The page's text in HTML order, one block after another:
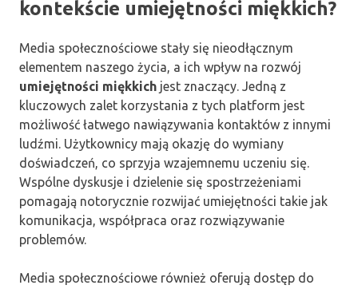
kontekście umiejętności miękkich?
Media społecznościowe stały się nieodłącznym
elementem naszego życia, a ich wpływ na rozwój
umiejętności miękkich jest znaczący. Jedną z
kluczowych zalet korzystania z tych platform jest
możliwość łatwego nawiązywania kontaktów z innymi
ludźmi. Użytkownicy mają okazję do wymiany
doświadczeń, co sprzyja wzajemnemu uczeniu się.
Wspólne dyskusje i dzielenie się spostrzeżeniami
pomagają notorycznie rozwijać umiejętności takie jak
komunikacja, współpraca oraz rozwiązywanie
problemów.
Media społecznościowe również oferują dostęp do